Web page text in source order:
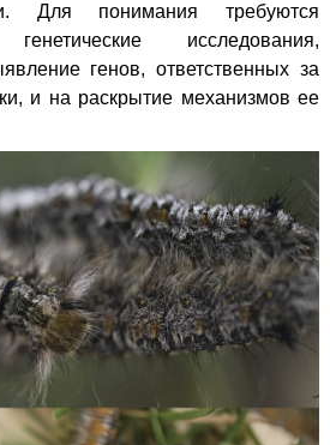
Для понимания требуются
генетические исследования,
генов, ответственных за
и на раскрытие механизмов ее